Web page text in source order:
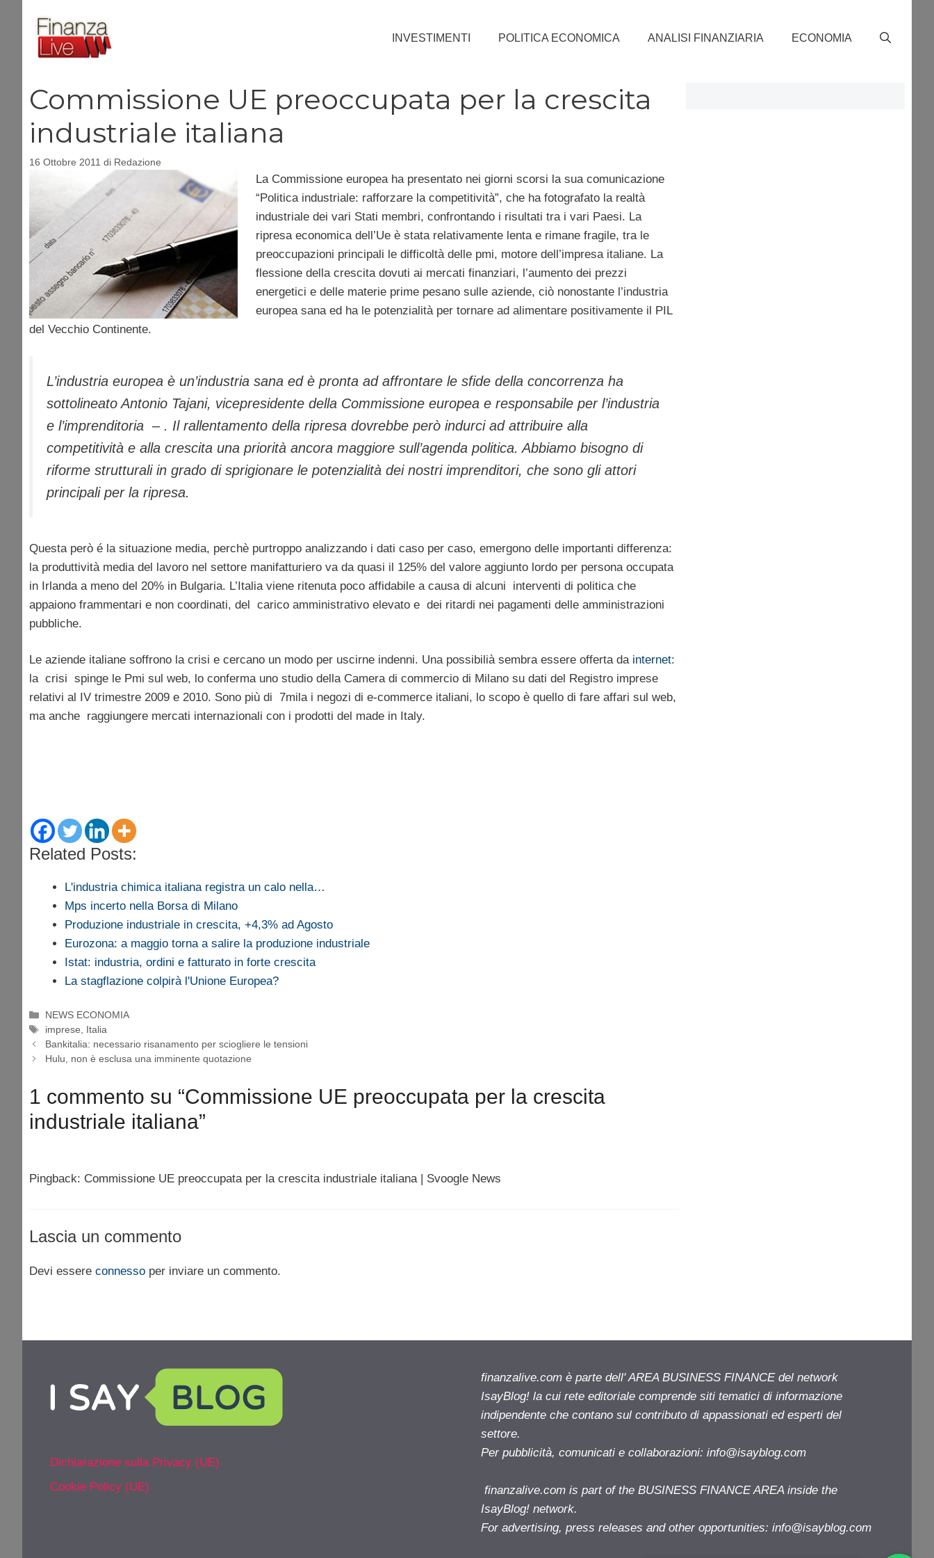
contenuto
INVESTIMENTI POLITICA ECONOMICA ANALISI FINANZIARIA ECONOMIA
Commissione UE preoccupata per la crescita
industriale italiana
16 Ottobre 2011 di Redazione
La Commissione europea ha presentato nei giorni scorsi la sua comunicazione
“Politica industriale: rafforzare la competitività”, che ha fotografato la realtà
industriale dei vari Stati membri, confrontando i risultati tra i vari Paesi. La
ripresa economica dell’Ue è stata relativamente lenta e rimane fragile, tra le
preoccupazioni principali le difficoltà delle pmi, motore dell’impresa italiane. La
flessione della crescita dovuti ai mercati finanziari, l’aumento dei prezzi
energetici e delle materie prime pesano sulle aziende, ciò nonostante l’industria
europea sana ed ha le potenzialità per tornare ad alimentare positivamente il PIL
del Vecchio Continente.
L’industria europea è un’industria sana ed è pronta ad affrontare le sfide della concorrenza ha
sottolineato Antonio Tajani, vicepresidente della Commissione europea e responsabile per l’industria
e l’imprenditoria – . Il rallentamento della ripresa dovrebbe però indurci ad attribuire alla
competitività e alla crescita una priorità ancora maggiore sull’agenda politica. Abbiamo bisogno di
riforme strutturali in grado di sprigionare le potenzialità dei nostri imprenditori, che sono gli attori
principali per la ripresa.
Questa però é la situazione media, perchè purtroppo analizzando i dati caso per caso, emergono delle importanti differenza:
la produttività media del lavoro nel settore manifatturiero va da quasi il 125% del valore aggiunto lordo per persona occupata
in Irlanda a meno del 20% in Bulgaria. L’Italia viene ritenuta poco affidabile a causa di alcuni interventi di politica che
appaiono frammentari e non coordinati, del carico amministrativo elevato e dei ritardi nei pagamenti delle amministrazioni
pubbliche.
Le aziende italiane soffrono la crisi e cercano un modo per uscirne indenni. Una possibilià sembra essere offerta da internet:
la crisi spinge le Pmi sul web, lo conferma uno studio della Camera di commercio di Milano su dati del Registro imprese
relativi al IV trimestre 2009 e 2010. Sono più di 7mila i negozi di e-commerce italiani, lo scopo è quello di fare affari sul web,
ma anche raggiungere mercati internazionali con i prodotti del made in Italy.
Related Posts:
L'industria chimica italiana registra un calo nella…
Mps incerto nella Borsa di Milano
Produzione industriale in crescita, +4,3% ad Agosto
Eurozona: a maggio torna a salire la produzione industriale
Istat: industria, ordini e fatturato in forte crescita
La stagflazione colpirà l'Unione Europea?
Categorie
NEWS ECONOMIA
Tag
imprese, Italia
Bankitalia: necessario risanamento per sciogliere le tensioni
Hulu, non è esclusa una imminente quotazione
1 commento su “Commissione UE preoccupata per la crescita
industriale italiana”
Pingback: Commissione UE preoccupata per la crescita industriale italiana | Svoogle News
Lascia un commento
Devi essere connesso per inviare un commento.
Dichiarazione sulla Privacy (UE)
Cookie Policy (UE)
finanzalive.com è parte dell' AREA BUSINESS FINANCE del network
IsayBlog! la cui rete editoriale comprende siti tematici di informazione
indipendente che contano sul contributo di appassionati ed esperti del
settore.
Per pubblicità, comunicati e collaborazioni: info@isayblog.com
finanzalive.com is part of the BUSINESS FINANCE AREA inside the
IsayBlog! network.
For advertising, press releases and other opportunities: info@isayblog.com